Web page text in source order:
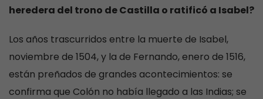
heredera del trono de Castilla o ratificó a Isabel?
Los años trascurridos entre la muerte de Isabel,
noviembre de 1504, y la de Fernando, enero de 1516,
están preñados de grandes acontecimientos: se
confirma que Colón no había llegado a las Indias; se